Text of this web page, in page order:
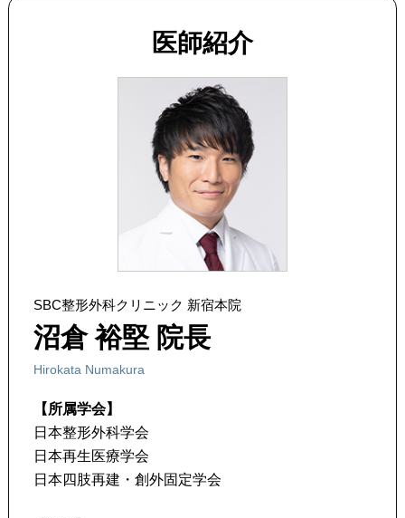
医師紹介
SBC整形外科クリニック 新宿本院
沼倉 裕堅 院長
Hirokata Numakura
【所属学会】
日本整形外科学会
日本再生医療学会
日本四肢再建・創外固定学会